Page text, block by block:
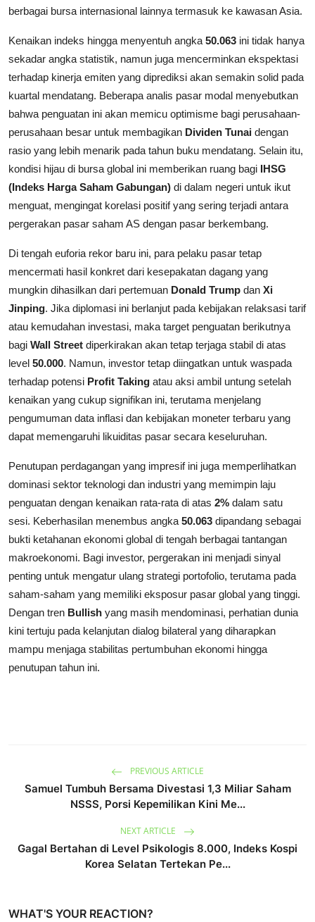
berbagai bursa internasional lainnya termasuk ke kawasan Asia.
Kenaikan indeks hingga menyentuh angka 50.063 ini tidak hanya
sekadar angka statistik, namun juga mencerminkan ekspektasi
terhadap kinerja emiten yang diprediksi akan semakin solid pada
kuartal mendatang. Beberapa analis pasar modal menyebutkan
bahwa penguatan ini akan memicu optimisme bagi perusahaan-
perusahaan besar untuk membagikan Dividen Tunai dengan
rasio yang lebih menarik pada tahun buku mendatang. Selain itu,
kondisi hijau di bursa global ini memberikan ruang bagi IHSG
(Indeks Harga Saham Gabungan) di dalam negeri untuk ikut
menguat, mengingat korelasi positif yang sering terjadi antara
pergerakan pasar saham AS dengan pasar berkembang.
Di tengah euforia rekor baru ini, para pelaku pasar tetap
mencermati hasil konkret dari kesepakatan dagang yang
mungkin dihasilkan dari pertemuan Donald Trump dan Xi
Jinping. Jika diplomasi ini berlanjut pada kebijakan relaksasi tarif
atau kemudahan investasi, maka target penguatan berikutnya
bagi Wall Street diperkirakan akan tetap terjaga stabil di atas
level 50.000. Namun, investor tetap diingatkan untuk waspada
terhadap potensi Profit Taking atau aksi ambil untung setelah
kenaikan yang cukup signifikan ini, terutama menjelang
pengumuman data inflasi dan kebijakan moneter terbaru yang
dapat memengaruhi likuiditas pasar secara keseluruhan.
Penutupan perdagangan yang impresif ini juga memperlihatkan
dominasi sektor teknologi dan industri yang memimpin laju
penguatan dengan kenaikan rata-rata di atas 2% dalam satu
sesi. Keberhasilan menembus angka 50.063 dipandang sebagai
bukti ketahanan ekonomi global di tengah berbagai tantangan
makroekonomi. Bagi investor, pergerakan ini menjadi sinyal
penting untuk mengatur ulang strategi portofolio, terutama pada
saham-saham yang memiliki eksposur pasar global yang tinggi.
Dengan tren Bullish yang masih mendominasi, perhatian dunia
kini tertuju pada kelanjutan dialog bilateral yang diharapkan
mampu menjaga stabilitas pertumbuhan ekonomi hingga
penutupan tahun ini.
PREVIOUS ARTICLE
Samuel Tumbuh Bersama Divestasi 1,3 Miliar Saham
NSSS, Porsi Kepemilikan Kini Me...
NEXT ARTICLE
Gagal Bertahan di Level Psikologis 8.000, Indeks Kospi
Korea Selatan Tertekan Pe...
WHAT'S YOUR REACTION?